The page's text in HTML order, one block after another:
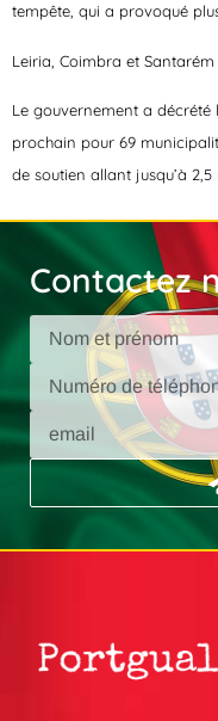
tempête, qui a provoqué
Leiria, Coimbra et
Le gouvernement a décrété
prochain pour 69
de soutien allant jusqu’à 2,5
Contactez